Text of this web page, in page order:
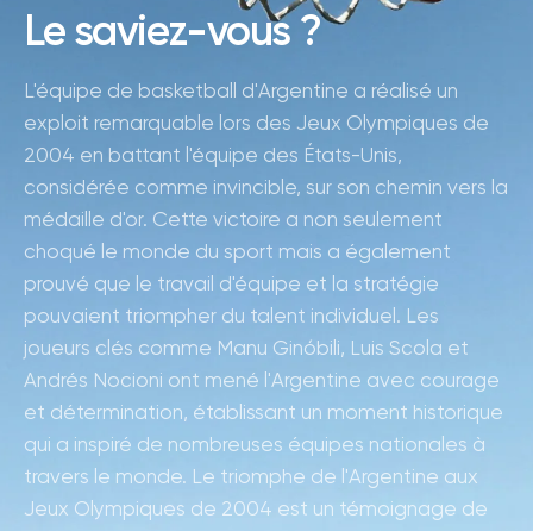
Le saviez-vous ?
L'équipe de basketball d'Argentine a réalisé un
exploit remarquable lors des Jeux Olympiques de
2004 en battant l'équipe des États-Unis,
considérée comme invincible, sur son chemin vers la
médaille d'or. Cette victoire a non seulement
choqué le monde du sport mais a également
prouvé que le travail d'équipe et la stratégie
pouvaient triompher du talent individuel. Les
joueurs clés comme Manu Ginóbili, Luis Scola et
Andrés Nocioni ont mené l'Argentine avec courage
et détermination, établissant un moment historique
qui a inspiré de nombreuses équipes nationales à
travers le monde. Le triomphe de l'Argentine aux
Jeux Olympiques de 2004 est un témoignage de